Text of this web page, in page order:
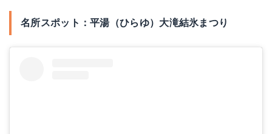
名所スポット：平湯（ひらゆ）大滝結氷まつり